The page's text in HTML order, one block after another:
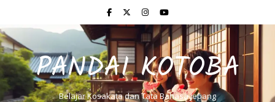
PANDAI KOTOBA
Belajar Kosakata dan Tata Bahasa Jepang